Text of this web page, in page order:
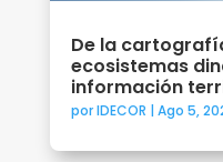
De la
ecosistemas
información
porIDECOR | Ago 5,